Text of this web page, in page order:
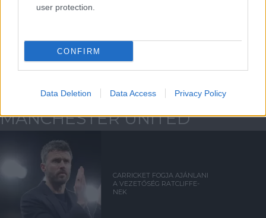
user protection.
CONFIRM
Data Deletion Data Access Privacy Policy
MANCHESTER UNITED
CARRICKET FOGJA AJÁNLANI
A VEZETŐSÉG RATCLIFFE-
NEK